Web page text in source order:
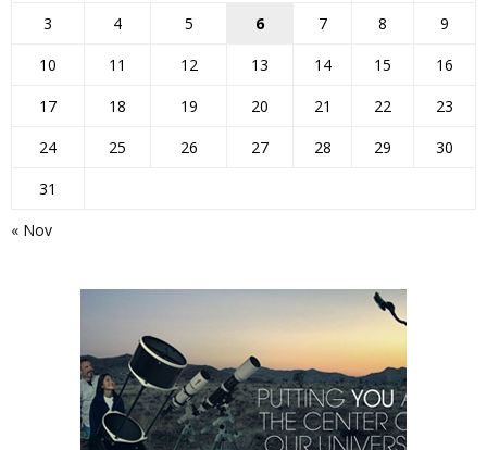
« Nov
3
4 5 6 7 8
9
10
11 12 13 14 15
16
17
18 19 20 21 22
23
24
25 26 27 28 29
30
31